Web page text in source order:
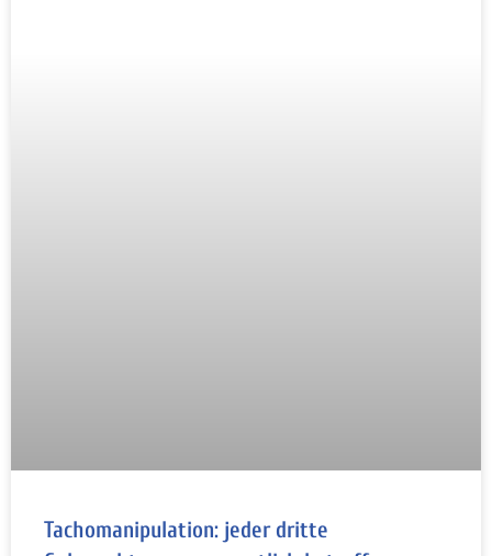
Tachomanipulation: jeder dritte